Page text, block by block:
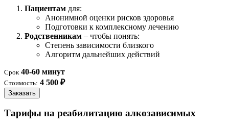
Пациентам для:
Анонимной оценки рисков здоровья
Подготовки к комплексному лечению
Родственникам – чтобы понять:
Степень зависимости близкого
Алгоритм дальнейших действий
Срок 40-60 минут
Стоимость: 4 500 ₽
Заказать
Тарифы на реабилитацию алкозависимых